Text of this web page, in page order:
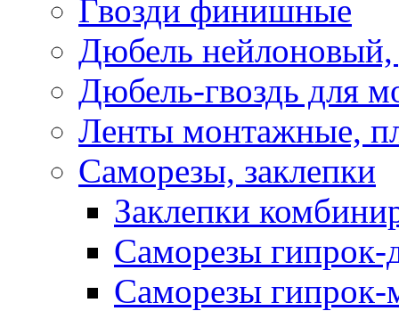
Гвозди финишные
Дюбель нейлоновый,
Дюбель-гвоздь для
Ленты монтажные,
Саморезы, заклепки
Заклепки
Саморезы гипрок-
Саморезы гипрок-